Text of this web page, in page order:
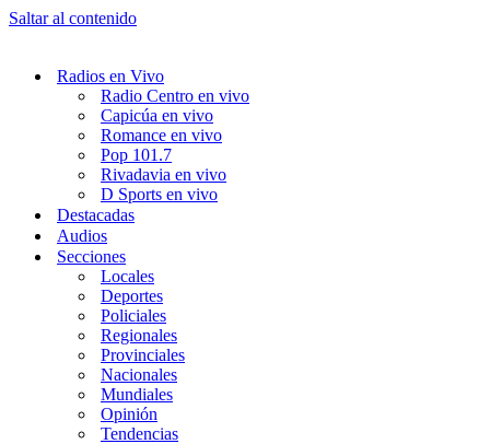
Saltar al contenido
Radios en Vivo
Radio Centro en vivo
Capicúa en vivo
Romance en vivo
Pop 101.7
Rivadavia en vivo
D Sports en vivo
Destacadas
Audios
Secciones
Locales
Deportes
Policiales
Regionales
Provinciales
Nacionales
Mundiales
Opinión
Tendencias